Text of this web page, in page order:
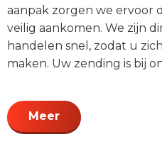
aanpak zorgen we ervoor
veilig aankomen. We zijn
handelen snel, zodat u
maken. Uw zending is bij
Meer